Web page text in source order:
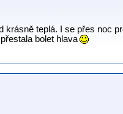
krásně teplá. I se přes noc
bolet hlava